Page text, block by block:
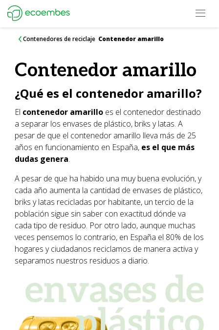
Ecoembes Reduce Reutiliza y Recicla
Open
Contenedores de reciclaje Contenedor amarillo
Contenedor amarillo
¿Qué es el contenedor amarillo?
El contenedor amarillo es el contenedor destinado
a separar los envases de plástico, briks y latas. A
pesar de que el contenedor amarillo lleva más de 25
años en funcionamiento en España, es el que más
dudas genera.
A pesar de que ha habido una muy buena evolución, y
cada año aumenta la cantidad de envases de plástico,
briks y latas recicladas por habitante, un tercio de la
población sigue sin saber con exactitud dónde va
cada tipo de residuo. Por otro lado, aunque muchas
veces pensemos lo contrario, en España el 80% de los
hogares y ciudadanos reciclamos de manera activa y
separamos nuestros residuos a diario.